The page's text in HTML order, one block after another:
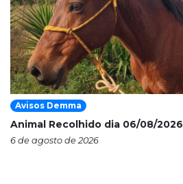
Avisos Demma
Animal Recolhido dia 06/08/2026
6 de agosto de 2026